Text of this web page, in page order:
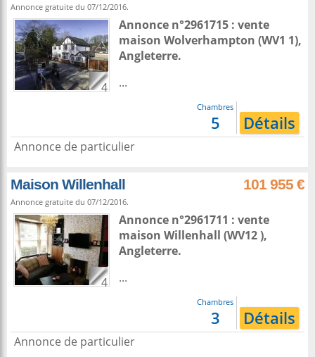
Annonce gratuite du 07/12/2016.
4
Annonce n°2961715 : vente
maison Wolverhampton (WV1 1),
Angleterre.
...
Chambres
5 Détails
Annonce de particulier
Maison Willenhall 101 955 €
Annonce gratuite du 07/12/2016.
4
Annonce n°2961711 : vente
maison Willenhall (WV12 ),
Angleterre.
...
Chambres
3 Détails
Annonce de particulier